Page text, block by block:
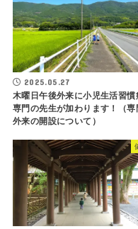
2025.05.27
木曜日午後外来に小児生活習慣
専門の先生が加わります！（専
外来の開設について）